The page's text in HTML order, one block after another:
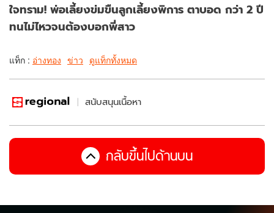
ใจทราม! พ่อเลี้ยงข่มขืนลูกเลี้ยงพิการ ตาบอด กว่า 2 ปี
ทนไม่ไหวจนต้องบอกพี่สาว
แท็ก : อ่างทอง ข่าว ดูแท็กทั้งหมด
สนับสนุนเนื้อหา
กลับขึ้นไปด้านบน